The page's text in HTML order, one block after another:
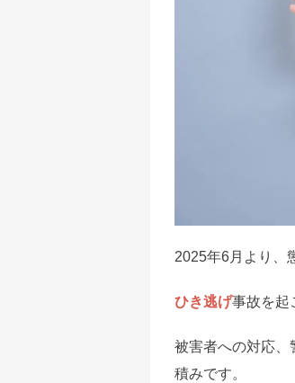
2025年6月より、
ひき逃げ事故を起
被害者への対応、
積みです。